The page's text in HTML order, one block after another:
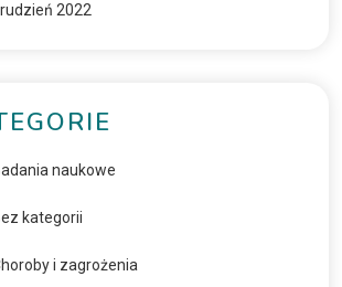
2022
naukowe
kategorii
i zagrożenia